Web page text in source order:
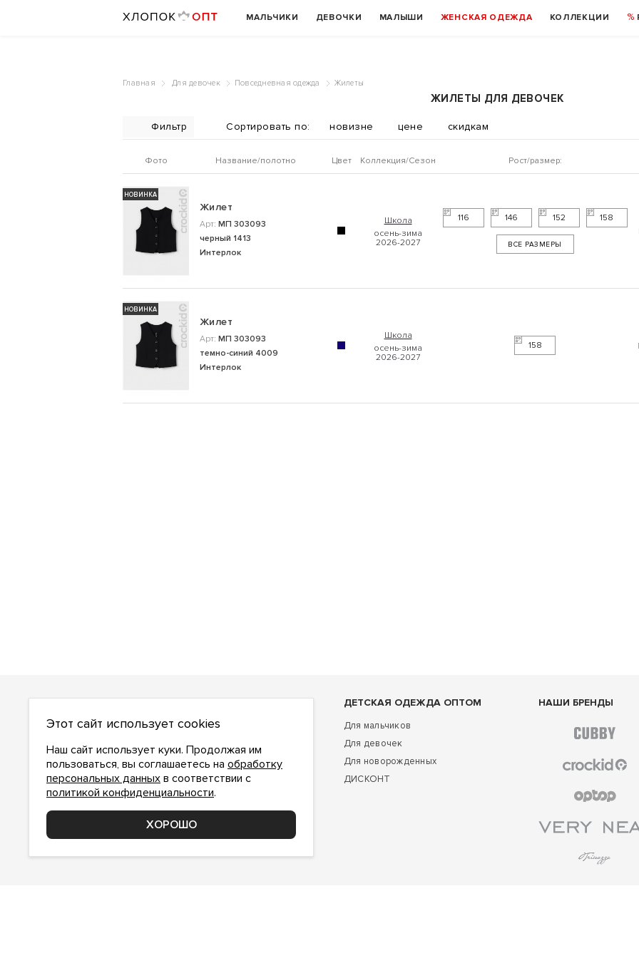
МАЛЬЧИКИ ДЕВОЧКИ МАЛЫШИ ЖЕНСКАЯ ОДЕЖДА КОЛЛЕКЦИИ
Главная Для девочек Повседневная одежда Жилеты
ЖИЛЕТЫ ДЛЯ ДЕВОЧЕК
Фильтр новизне цене скидкам
Фото Название/полотно Цвет Коллекция Рост/размер:
НОВИНКА
Жилет
Арт: МП 303093
черный 1413
Интерлок
Школа 116 146 152 158
ВСЕ РАЗМЕРЫ
НОВИНКА
Жилет
Арт: МП 303093
темно-синий 4009
Интерлок
Школа
158
О НАС
О компании
Как сделать заказ
Условия работы
Доставка и оплата
Возврат
ДЕТСКАЯ ОДЕЖДА ОПТОМ
Для мальчиков
Для девочек
Для новорожденных
ДИСКОНТ
НАШИ БРЕНДЫ
Этот сайт использует cookies
Наш сайт использует куки. Продолжая им
пользоваться, вы соглашаетесь на обработку
персональных данных в соответствии с
политикой конфиденциальности.
ХОРОШО